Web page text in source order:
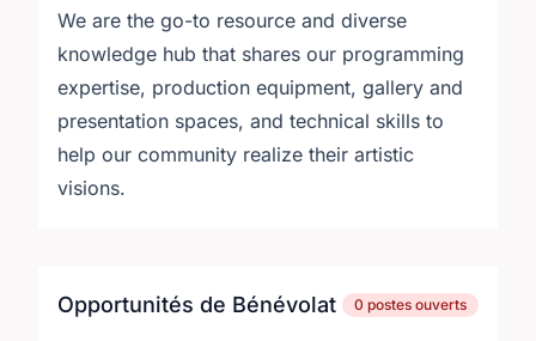
We are the go-to resource and diverse
knowledge hub that shares our programming
expertise, production equipment, gallery and
presentation spaces, and technical skills to
help our community realize their artistic
visions.
Opportunités de Bénévolat 0 postes ouverts